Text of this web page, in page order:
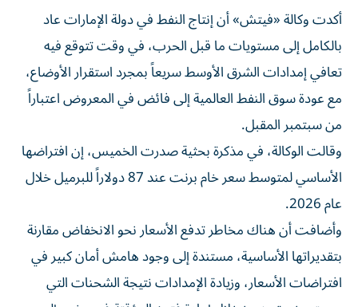
أكدت وكالة «فيتش» أن إنتاج النفط في دولة الإمارات عاد
بالكامل إلى مستويات ما قبل الحرب، في وقت تتوقع فيه
تعافي إمدادات الشرق الأوسط سريعاً بمجرد استقرار الأوضاع،
مع عودة سوق النفط العالمية إلى فائض في المعروض اعتباراً
من سبتمبر المقبل.
وقالت الوكالة، في مذكرة بحثية صدرت الخميس، إن افتراضها
الأساسي لمتوسط سعر خام برنت عند 87 دولاراً للبرميل خلال
عام 2026.
وأضافت أن هناك مخاطر تدفع الأسعار نحو الانخفاض مقارنة
بتقديراتها الأساسية، مستندة إلى وجود هامش أمان كبير في
افتراضات الأسعار، وزيادة الإمدادات نتيجة الشحنات التي